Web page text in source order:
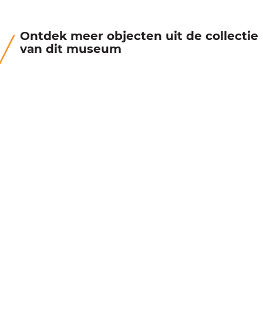
Ontdek meer objecten uit de collectie
van dit museum